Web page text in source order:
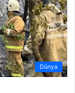
Dünya